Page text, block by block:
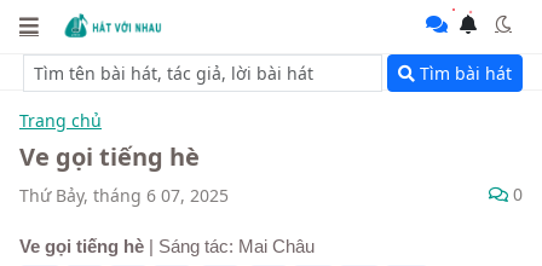
Tìm bài hát
Trang chủ
Ve gọi tiếng hè
Thứ Bảy, tháng 6 07, 2025 0
Ve gọi tiếng hè | Sáng tác: Mai Châu